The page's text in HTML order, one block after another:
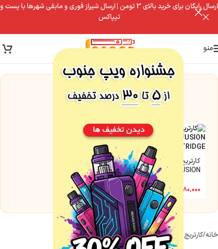
ارسال رایگان برای خرید بالای 3 تومن | ارسال شیراز فوری و مابقی شهرها با پست و
تیپاکس
منو
این مدل فعلاً موجود نیست
اما این گزینه‌ها رو از دست نده
کارتریج فیوژن هل ویپ |
HELLVAPE FUSION
۹۸۰,۰۰۰ تومان
خانه/کارتریج / کویل/کویل